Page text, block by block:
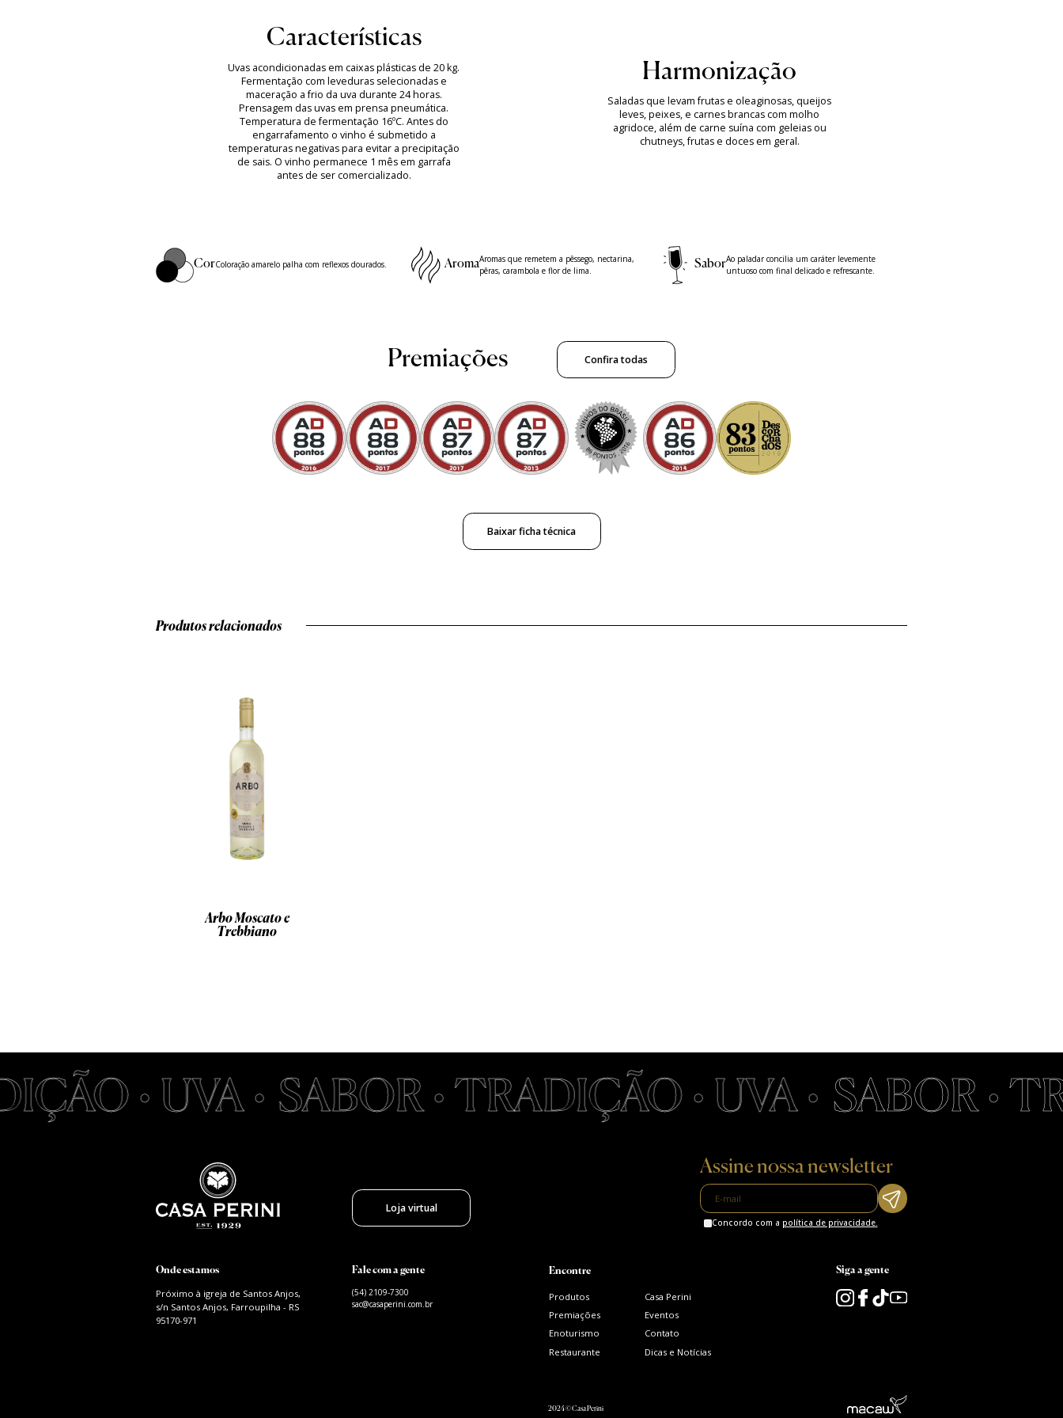
Características
Uvas acondicionadas em caixas plásticas de 20 kg.
Fermentação com leveduras selecionadas e
maceração a frio da uva durante 24 horas.
Prensagem das uvas em prensa pneumática.
Temperatura de fermentação 16ºC. Antes do
engarrafamento o vinho é submetido a
temperaturas negativas para evitar a precipitação
de sais. O vinho permanece 1 mês em garrafa
antes de ser comercializado.
Harmonização
Saladas que levam frutas e oleaginosas, queijos
leves, peixes, e carnes brancas com molho
agridoce, além de carne suína com geleias ou
chutneys, frutas e doces em geral.
CorColoração amarelo palha com reflexos dourados. AromaAromas que remetem a pêssego, nectarina,
pêras, carambola e flor de lima.
SaborAo paladar concilia um caráter levemente
untuoso com final delicado e refrescante.
Premiações Confira todas
Baixar ficha técnica
Produtos relacionados
Arbo Moscato e
Trebbiano
• UVA • SABOR • TRADIÇÃO • UVA • SABOR •
Loja virtual
Assine nossa newsletter
Concordo com a política de privacidade.
Onde estamos
Próximo à igreja de Santos Anjos,
s/n Santos Anjos, Farroupilha - RS
95170-971
Fale com a gente
(54) 2109-7300
sac@casaperini.com.br
Encontre
Produtos
Premiações
Enoturismo
Restaurante
Casa Perini
Eventos
Contato
Dicas e Notícias
Siga a gente
2024 © Casa Perini